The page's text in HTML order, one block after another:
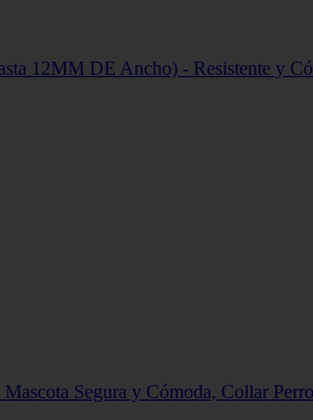
12MM DE Ancho) - Resistente y
Segura y Cómoda, Collar